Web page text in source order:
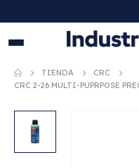
TIENDA
CRC
CRC 2-26 MULTI-PUPRPOSE